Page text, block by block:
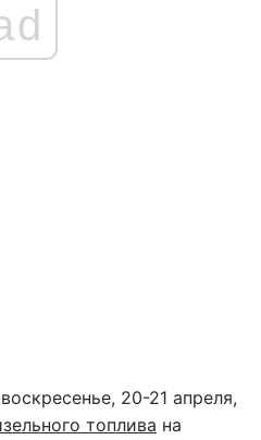
20-21 апреля,
топлива на